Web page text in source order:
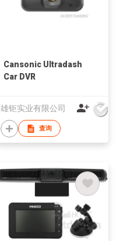
Cansonic Ultradash
Car DVR
雄钜实业有限公司
查询